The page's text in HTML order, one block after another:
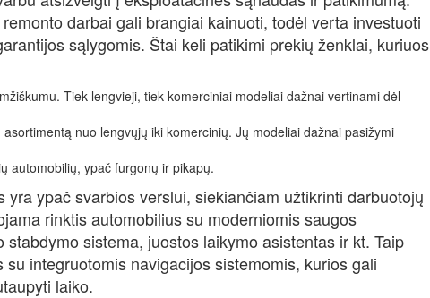
darbai gali brangiai kainuoti, todėl verta investuoti
sąlygomis. Štai keli patikimi prekių ženklai, kuriuos
Tiek lengvieji, tiek komerciniai modeliai dažnai vertinami dėl
nuo lengvųjų iki komercinių. Jų modeliai dažnai pasižymi
automobilių, ypač furgonų ir pikapų.
ypač svarbios verslui, siekiančiam užtikrinti darbuotojų
rinktis automobilius su moderniomis saugos
sistema, juostos laikymo asistentas ir kt. Taip
integruotomis navigacijos sistemomis, kurios gali
laiko.